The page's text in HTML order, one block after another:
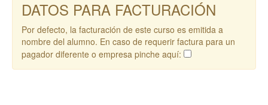
DATOS PARA FACTURACIÓN
Por defecto, la facturación de este curso es emitida a
nombre del alumno. En caso de requerir factura para un
pagador diferente o empresa pinche aquí: